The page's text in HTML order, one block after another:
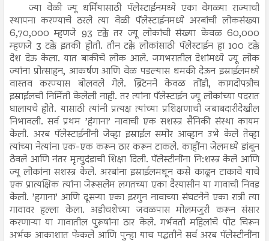
ज्या वेळी ज्यू धर्मिंयासाठी पॅलेस्टाईनमध्ये एका वेगळ्या राज्याची
स्थापना करण्याचे ठरले त्या वेळी पॅलेस्टाईनमध्ये अरबांची लोकसंख्या
6,70,000 म्हणजे 93 टक्के तर ज्यू लोकांची संख्या केवळ 60,000
म्हणजे 3 टक्के इतकी होती. तीन टक्के लोकांसाठी पॅलेस्टाईन हा 100 टक्के
देश देऊ केला. यात बाकीचे लोक आले. जगभरातील देशांमध्ये ज्यू लोक
ज्यांना प्रोत्साहन, आकर्षण आणि वेळ पडल्यास धमकी देऊन इस्राईलमध्ये
वास्तव करण्यास बोलवले गेले. ब्रिटनने केवळ तोंडी, कागदोपत्रीच
इस्राईलची निर्मिती केलेली नाही. तर त्यांना पॅलेस्टाईन ज्यू लोकांच्या पदरात
घालायचे होते. यासाठी त्यांनी प्रत्यक्ष त्यांच्या प्रशिक्षणाची जबाबदारीदेखील
निभावली. सर्व प्रथम ’हंगाना’ नावाची एक सशस्त्र सैनिकी संस्था कायम
केली. अरब पॅलेस्टाईनींनी जेव्हा इस्राईल समोर आव्हान उभे केले तेव्हा
त्यांच्या नेत्यांना एक-एक करून ठार करून टाकले. काहींना जेलमध्ये डांबून
ठेवले आणि नंतर मृत्युदंडाची शिक्षा दिली. पॅलेस्टीनींना नि:शस्त्र केले आणि
ज्यू लोकांना सशस्त्र केले. अरबांना इस्राईलमधून कसे काढून टाकावे याचे
एक प्रात्यक्षिक त्यांना जेरूसलेम लगतच्या एका दैरयासीन या गावाची निवड
केली. ’हगाना’ आणि दूसऱ्या एका इरगुन नावाच्या संघटनेने एका रात्री त्या
गावावर हल्ला केला. अडीचशेच्या जवळपास मोलमजुरी करून संसार
करणाऱ्या या गावातील पुरूषांना ठार केले. गर्भवती महिलांचे पोट चिरून
अर्भक आकाशात फेकले आणि पुन्हा याच पद्धतीने सर्व अरब पॅलेस्टीनींना